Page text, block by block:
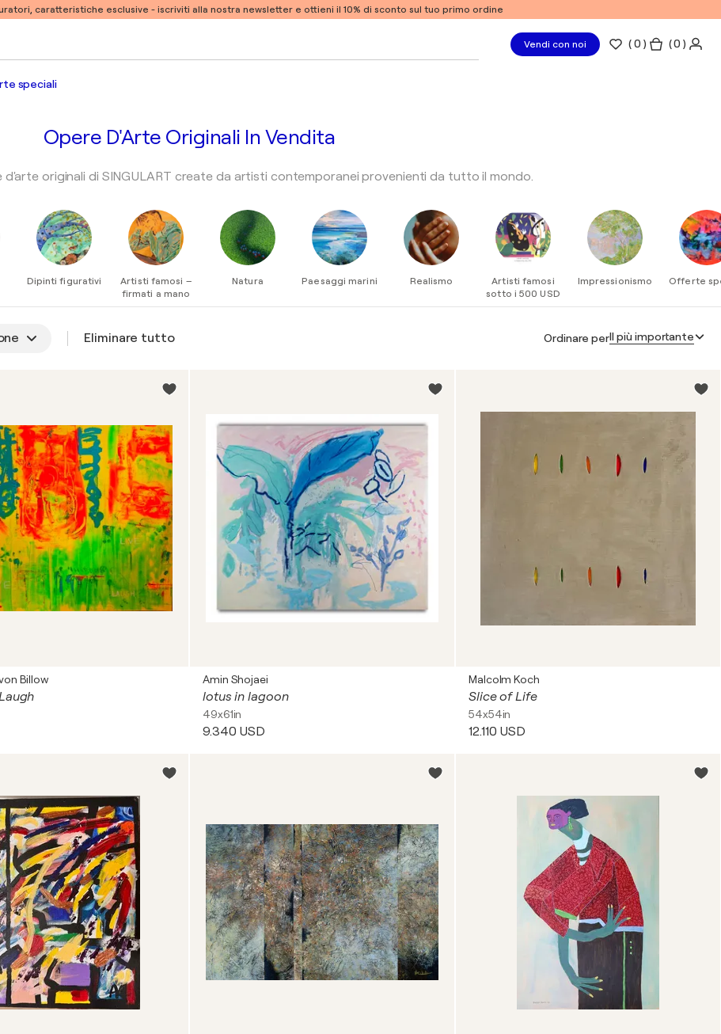
caratteristiche esclusive - iscriviti alla nostra newsletter e ottieni il 10% di sconto sul tuo primo ordine
Vendi con noi (0 ) ( 0 )
speciali
Opere D'Arte Originali In Vendita
d'arte originali di SINGULART create da artisti contemporanei provenienti da tutto il mondo.
ESPLORA
Dipinti figurativi
ESPLORA
Artisti famosi –
firmati a mano
ESPLORA
Natura
ESPLORA
Paesaggi marini
ESPLORA
Realismo
ESPLORA
Artisti famosi
sotto i 500 USD
ESPLORA
Impressionismo Offerte
Eliminare tutto Ordinare perIl più importante
Billow Amin Shojaei
lotus in lagoon
49x61in
9.340 USD
Malcolm Koch
Slice of Life
54x54in
12.110 USD